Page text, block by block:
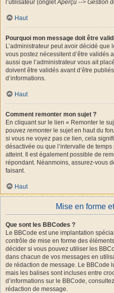
l’utilisateur (ongletAperçu --> Gestion
Haut
Pourquoi mon message doit être
L’administrateur peut avoir décidé
vous postez nécessitent d’être validés
aussi que l’administrateur vous ait
doivent être validés avant d’être
d’informations.
Haut
Comment remonter mon sujet ?
En cliquant sur le lien « Remonter le
pouvez remonterle sujet en haut du
si vous ne voyez pas ce lien, cela
désactivée ou que l’intervalle de
atteint. Il est également possible de
répondant. Néanmoins, assurez-vous
faisant.
Haut
Mise en forme
Que sont les BBCodes ?
Le BBCode est une implantation
contrôle de mise en forme des
décider si vous pouvez utiliser les
dans chacun de vos messages en
de rédaction de message. Le BBCode
mais les balises sont incluses entre
d’informations sur le BBCode,
rédaction de message.